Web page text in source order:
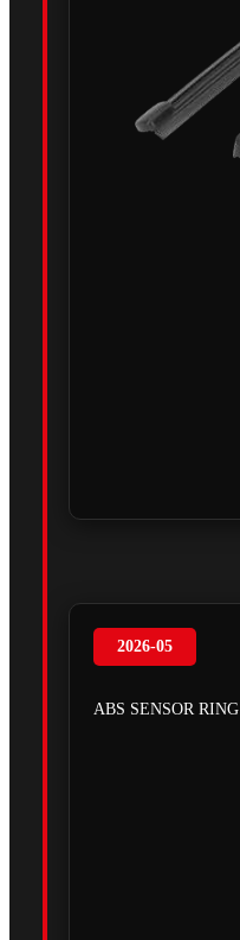
2026-05
ABS SENSOR RING